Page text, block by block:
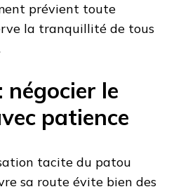
prévient toute
la tranquillité de tous
négocier le
patience
tacite du patou
sa route évite bien des